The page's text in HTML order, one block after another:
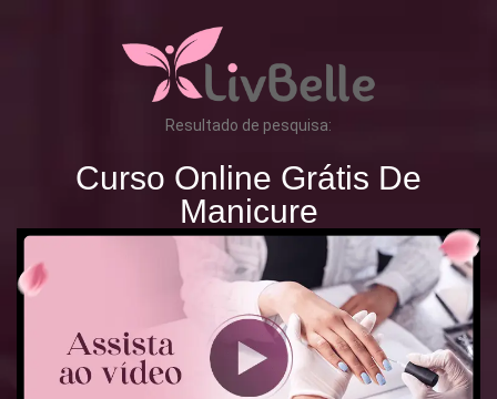
Resultado de pesquisa:
Curso Online Grátis De
Manicure